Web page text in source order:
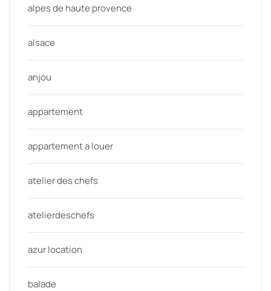
alpes de haute provence
alsace
anjou
appartement
appartement a louer
atelier des chefs
atelierdeschefs
azur location
balade